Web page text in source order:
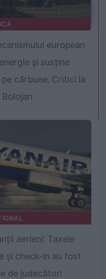
european
și susține
cărbune. Critici la
aerieni: Taxele
și check-in au fost
de judecători